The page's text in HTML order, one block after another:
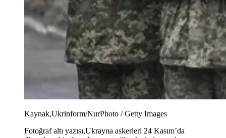
Kaynak,Ukrinform/NurPhoto / Getty Images
Fotoğraf altı yazısı,Ukrayna askerleri 24 Kasım’da